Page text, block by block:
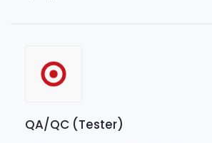
QA/QC (Tester)